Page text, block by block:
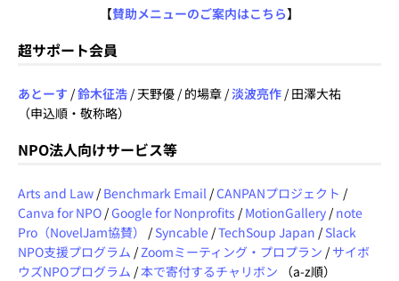
【賛助メニューのご案内はこちら】
超サポート会員
あとーす /鈴木征浩 / 天野優 / 的場章 /淡波亮作 / 田澤大祐
（申込順・敬称略）
NPO法人向けサービス等
Arts and Law / Benchmark Email /CANPANプロジェクト /
Canva for NPO /Google for Nonprofits / MotionGallery / note
Pro（NovelJam協賛）
/ Syncable /TechSoup Japan / Slack
NPO支援プログラム / Zoomミーティング・プロプラン / サイボ
ウズNPOプログラム /本で寄付するチャリボン （a-z順）